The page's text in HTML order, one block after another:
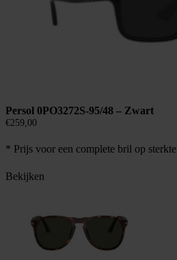
Persol 0PO3272S-95/48 – Zwart
€259,00
* Prijs voor een complete bril op sterkte
Bekijken